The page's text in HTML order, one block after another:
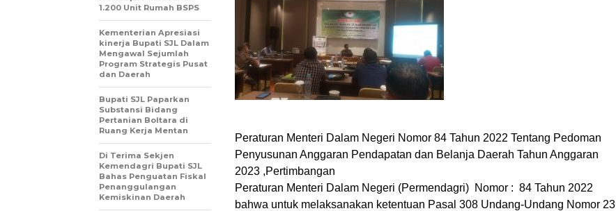
Peraturan Menteri Dalam Negeri Nomor 84 Tahun 2022 Tentang Pedoman
Penyusunan Anggaran Pendapatan dan Belanja Daerah Tahun Anggaran
2023 ,Pertimbangan
Peraturan Menteri Dalam Negeri (Permendagri) Nomor : 84 Tahun 2022
bahwa untuk melaksanakan ketentuan Pasal 308 Undang-Undang Nomor 23
1.200 Unit Rumah BSPS‎
Kementerian Apresiasi
kinerja Bupati SJL Dalam
Mengawal Sejumlah
Program Strategis Pusat
dan Daerah
‎Bupati SJL Paparkan
Substansi Bidang
Pertanian Boltara di
Ruang Kerja Mentan
Di Terima Sekjen
Kemendagri Bupati SJL
Bahas Penguatan Fiskal
Penanggulangan
Kemiskinan Daerah